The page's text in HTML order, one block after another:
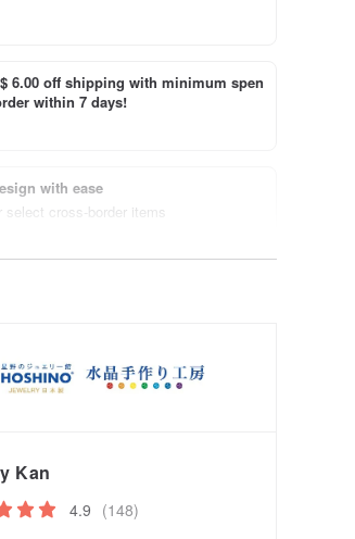
6.00 off shipping with minimum spen
within 7 days!
with ease
cross-border items
Kan
4.9 (148)